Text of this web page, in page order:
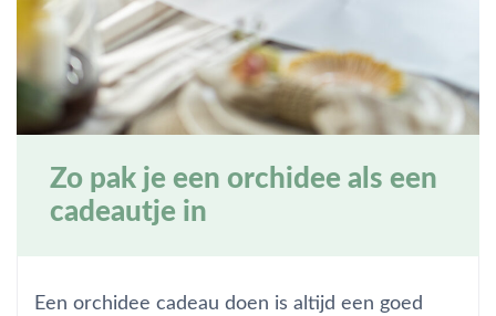
Zo pak je een orchidee als een
cadeautje in
Een orchidee cadeau doen is altijd een goed